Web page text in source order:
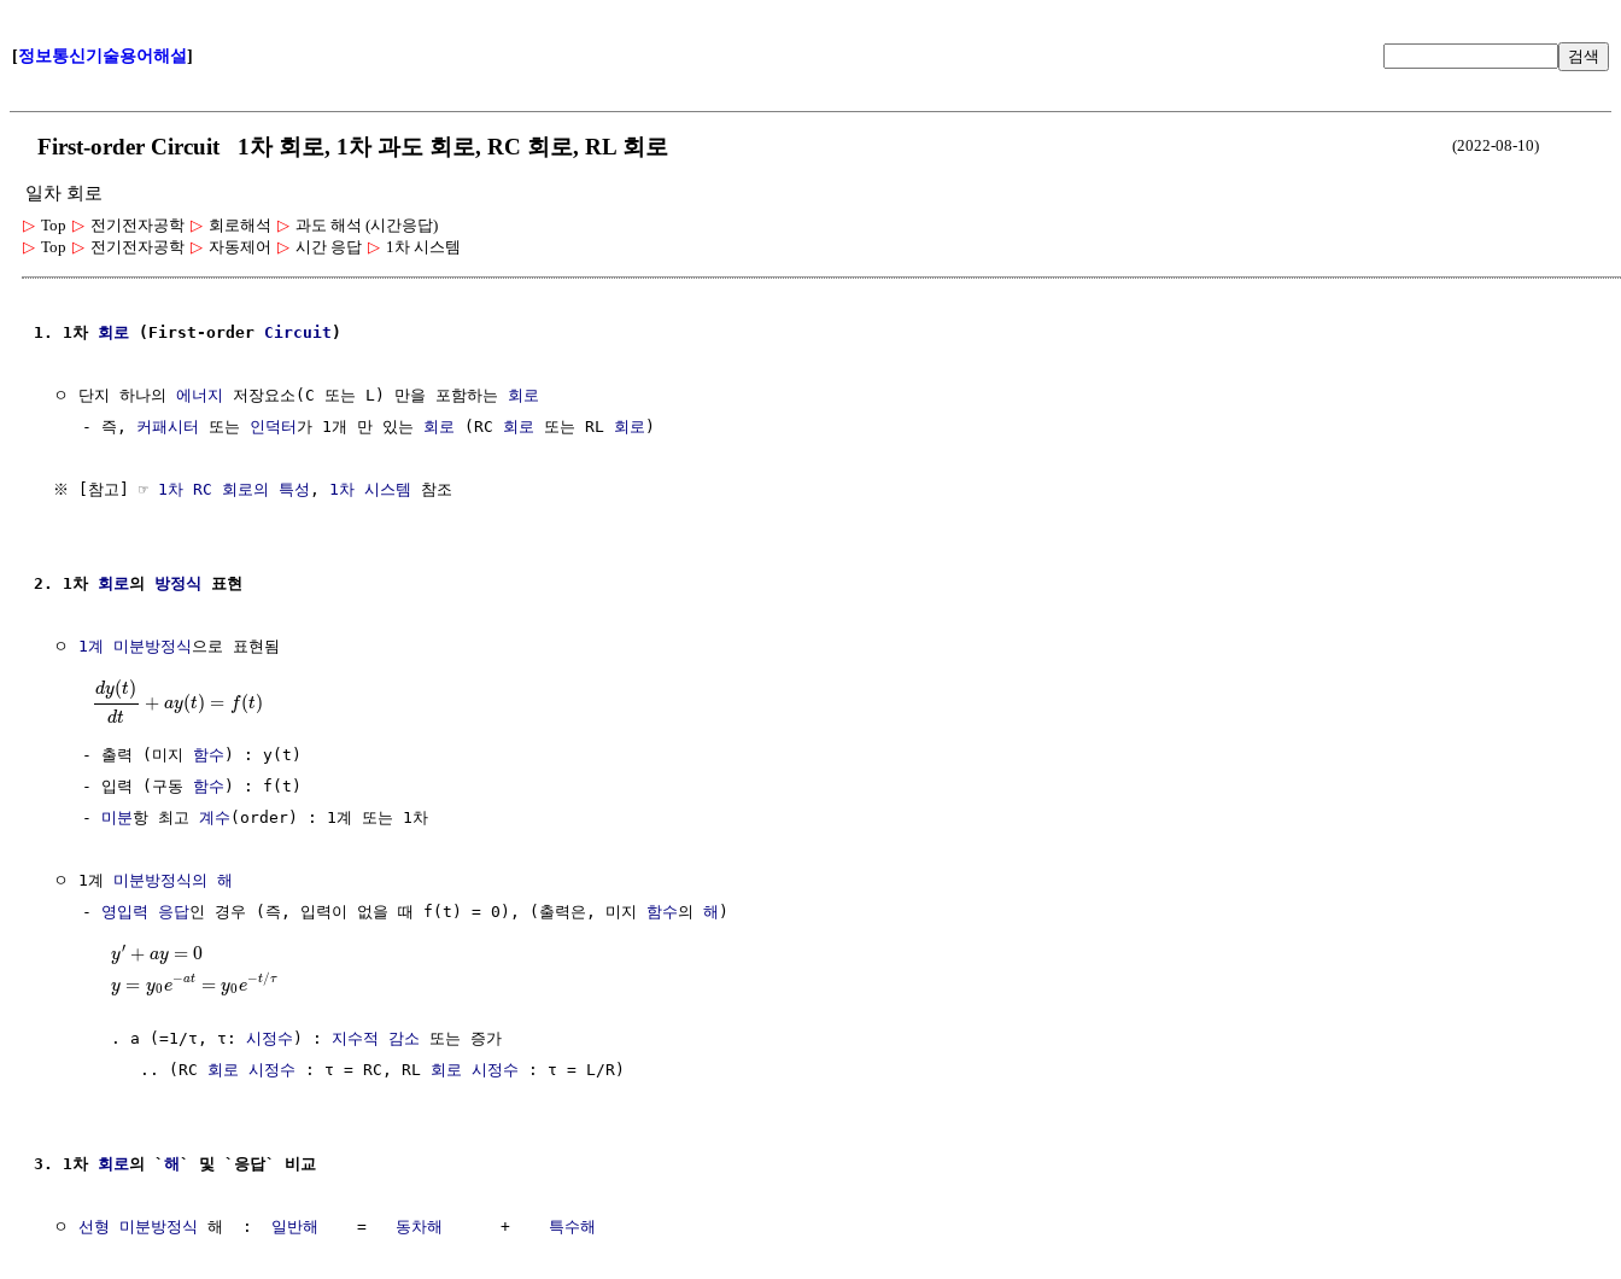
[정보통신기술용어해설] 검색
First-order Circuit 1차 회로, 1차 과도 회로, RC 회로, RL 회로 (2022-08-10)
일차 회로
▷ Top ▷ 전기전자공학 ▷ 회로해석 ▷ 과도 해석 (시간응답)
▷ Top ▷ 전기전자공학 ▷ 자동제어 ▷ 시간 응답 ▷ 1차 시스템
1. 1차 회로 (First-order Circuit )
  ㅇ 단지 하나의
에너지 저장요소(C 또는 L) 만을 포함하는 회로
     - 즉,
커패시터 또는 인덕터 가 1개 만 있는 회로 (RC 회로 또는 RL 회로 )
  ※ [참고] ☞
1차 RC 회로의 특성 , 1차 시스템 참조
2. 1차 회로의 방정식 표현
  ㅇ
1계 미분방정식 으로 표현됨
dy(t)
dt
+ ay(t) = f(t)
     - 출력 (미지
함수 ) : y(t)
     - 입력 (구동
함수 ) : f(t)
     -
미분항 최고 계수 (order) : 1계 또는 1차
  ㅇ 1계
미분방정식의 해
     -
영입력 응답인 경우 (즉, 입력이 없을 때 f(t) = 0), (출력은, 미지 함수의 해 )
y′ + ay = 0
y = y0e−at = y0e−t/τ
        . a (=1/τ, τ:
시정수 ) : 지수적 감소 또는 증가
           .. (RC
회로 시정수 : τ = RC, RL 회로 시정수 : τ = L/R)
3. 1차 회로의 ` 해 ` 및 `응답` 비교
  ㅇ
선형 미분방정식 해  : 일반해
    =
동차해
      +
특수해